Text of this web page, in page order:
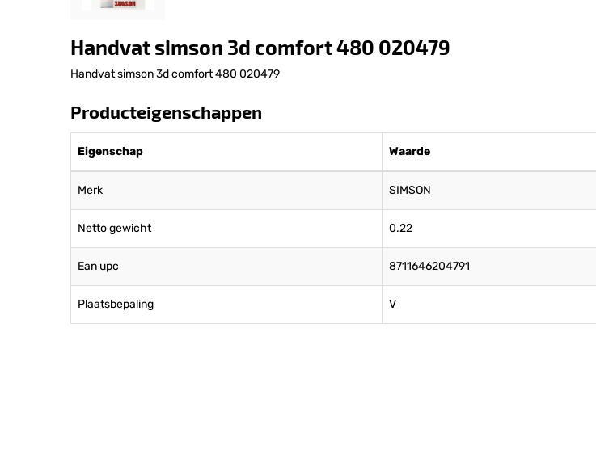
Handvat simson 3d comfort 480 020479
Handvat simson 3d comfort 480 020479
Producteigenschappen
Eigenschap Waarde
Merk SIMSON
Netto gewicht 0.22
Ean upc 8711646204791
Plaatsbepaling V